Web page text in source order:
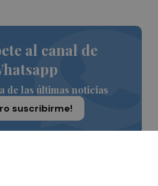
al canal de
de las últimas noticias
suscribirme!